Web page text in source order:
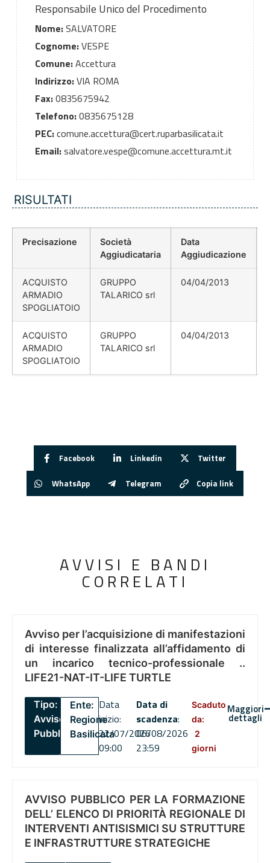
Responsabile Unico del Procedimento
Nome:SALVATORE
Cognome:VESPE
Comune:Accettura
Indirizzo:VIA ROMA
Fax:0835675942
Telefono:0835675128
PEC:comune.accettura@cert.ruparbasilicata.it
Email:salvatore.vespe@comune.accettura.mt.it
RISULTATI
Precisazione
Società
Aggiudicataria
Data
Aggiudicazione
ACQUISTO
ARMADIO
SPOGLIATOIO
GRUPPO
TALARICO srl
04/04/2013
ACQUISTO
ARMADIO
SPOGLIATOIO
GRUPPO
TALARICO srl
04/04/2013
Facebook Linkedin Twitter
WhatsApp Telegram Copia link
AVVISI E BANDI
CORRELATI
Avviso per l’acquisizione di manifestazioni
di interesse finalizzata all’affidamento di
un incarico tecnico-professionale ..
LIFE21-NAT-IT-LIFE TURTLE
Tipo:
Avviso
Pubblico
Ente:
Regione
Basilicata
Data
inizio:
22/07/2026
09:00
Data di
scadenza:
06/08/2026
23:59
Scaduto
da:
2
giorni
Maggiori
dettagli
AVVISO PUBBLICO PER LA FORMAZIONE
DELL’ ELENCO DI PRIORITÀ REGIONALE DI
INTERVENTI ANTISISMICI SU STRUTTURE
E INFRASTRUTTURE STRATEGICHE